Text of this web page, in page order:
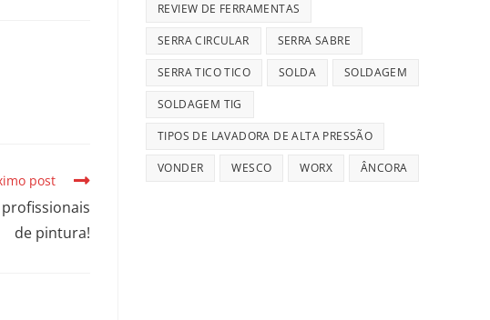
post
de pintura!
REVIEW DE FERRAMENTAS
SERRA CIRCULAR SERRA SABRE
SERRA TICO TICO SOLDA SOLDAGEM
SOLDAGEM TIG
TIPOS DE LAVADORA DE ALTA PRESSÃO
VONDER WESCO WORX ÂNCORA